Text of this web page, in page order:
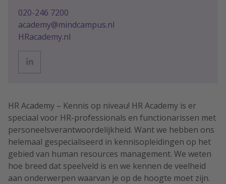
020-246 7200
academy@mindcampus.nl
HRacademy.nl
HR Academy – Kennis op niveau! HR Academy is er
speciaal voor HR-professionals en functionarissen met
personeelsverantwoordelijkheid. Want we hebben ons
helemaal gespecialiseerd in kennisopleidingen op het
gebied van human resources management. We weten
hoe breed dat speelveld is en we kennen de veelheid
aan onderwerpen waarvan je op de hoogte moet zijn.